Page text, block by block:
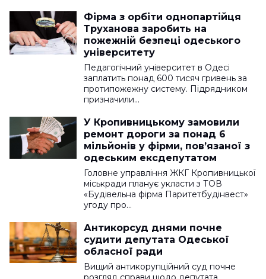
Фірма з орбіти однопартійця
Труханова заробить на
пожежній безпеці одеського
університету
Педагогічний університет в Одесі
заплатить понад 600 тисяч гривень за
протипожежну систему. Підрядником
призначили…
У Кропивницькому замовили
ремонт дороги за понад 6
мільйонів у фірми, пов’язаної з
одеським ексдепутатом
Головне управління ЖКГ Кропивницької
міськради планує укласти з ТОВ
«Будівельна фірма Паритетбудінвест»
угоду про…
Антикорсуд днями почне
судити депутата Одеської
обласної ради
Вищий антикорупційний суд почне